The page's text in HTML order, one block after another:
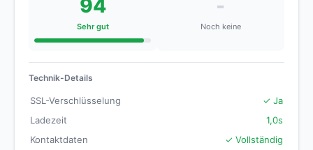
94
Sehr gut
-
Noch keine
Technik-Details
SSL-Verschlüsselung
✓ Ja
Ladezeit
1,0s
Kontaktdaten
✓ Vollständig